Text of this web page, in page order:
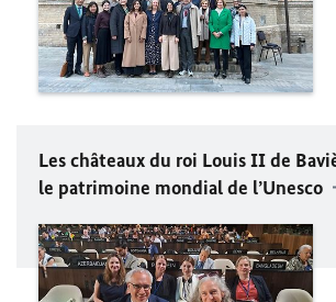
Les châteaux du roi Louis II de
le patrimoine mondial de l’Unesco